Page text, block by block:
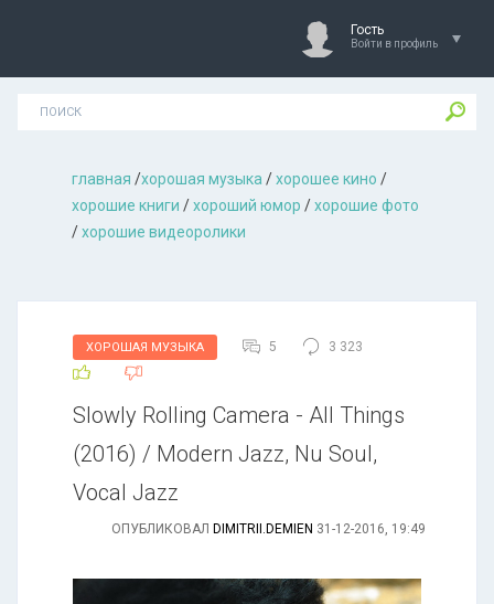
Гость
Войти в профиль
главная /хорошая музыкa /хорошее кино /
хорошие книги /хороший юмор /хорошие фото
/хорошие видеоролики
ХОРОШАЯ МУЗЫКА 5 3 323
Slowly Rolling Camera - All Things
(2016) / Modern Jazz, Nu Soul,
Vocal Jazz
ОПУБЛИКОВАЛ DIMITRII.DEMIEN 31-12-2016, 19:49